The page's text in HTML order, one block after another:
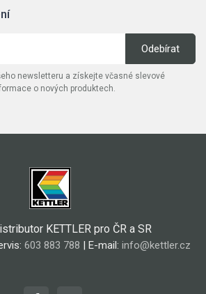
newsletteru a získejte včasné slevové
o nových produktech.
KETTLER pro ČR a SR
603 883 788 | E-mail: info@kettler.cz